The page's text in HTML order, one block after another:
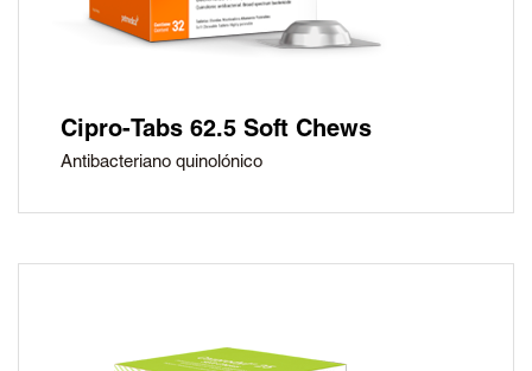
Cipro-Tabs 62.5 Soft Chews
Antibacteriano quinolónico